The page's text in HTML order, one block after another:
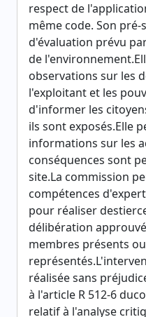
respect de
même code. Son
d'évaluation prévu
de
observations sur les
l'exploitant et les
d'informer les
ils sont exposés.Elle
informations sur les
conséquences sont
site.La commission
compétences
pour réaliser
délibération
membres présents ou
réalisée sans
à l'article R 512-6
relatif à l'analyse